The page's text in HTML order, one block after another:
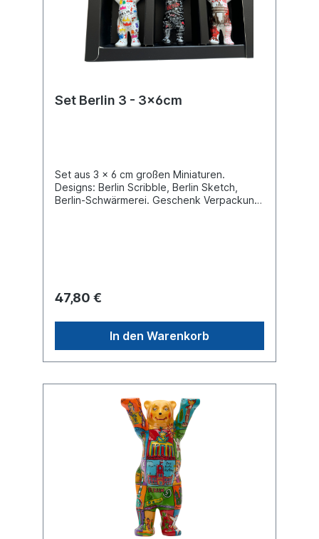
Set Berlin 3 - 3x6cm
Set aus 3 x 6 cm großen Miniaturen.
Designs: Berlin Scribble, Berlin Sketch,
Berlin-Schwärmerei. Geschenk Verpackung.
47,80 €
In den Warenkorb